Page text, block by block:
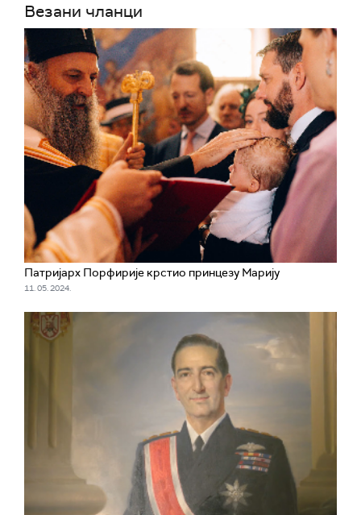
Везани чланци
Патријарх Порфирије крстио принцезу Марију
11. 05. 2024.